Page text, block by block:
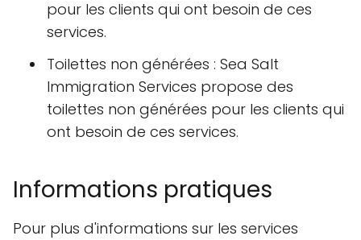
pour les clients qui ont besoin de ces
services.
Toilettes non générées : Sea Salt
Immigration Services propose des
toilettes non générées pour les clients qui
ont besoin de ces services.
Informations pratiques
Pour plus d'informations sur les services